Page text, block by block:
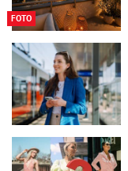
FOTO